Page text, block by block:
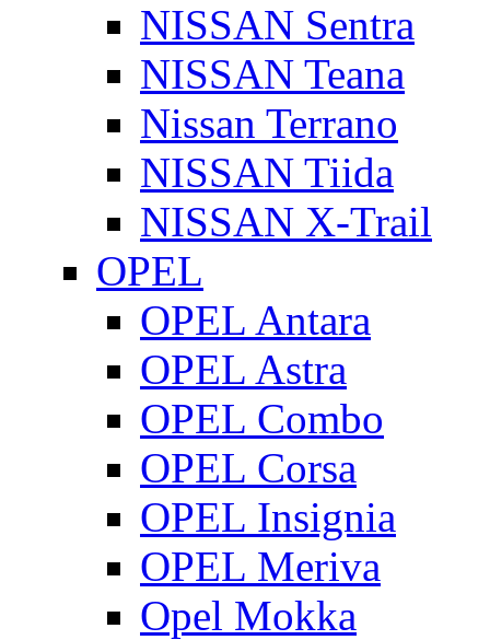
NISSAN Sentra
NISSAN Teana
Nissan Terrano
NISSAN Tiida
NISSAN X-Trail
OPEL
OPEL Antara
OPEL Astra
OPEL Combo
OPEL Corsa
OPEL Insignia
OPEL Meriva
Opel Mokka